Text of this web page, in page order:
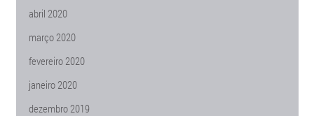
abril 2020
março 2020
fevereiro 2020
janeiro 2020
dezembro 2019